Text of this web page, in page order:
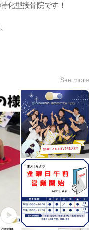
化型接骨院です！
生活し、身体に何の不安
でのケガ・障害・コンデ
術を行っております。
談ください。
See more